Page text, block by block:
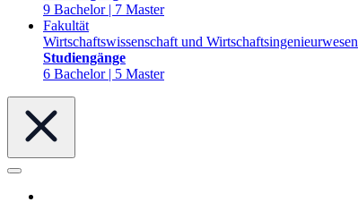
9 Bachelor | 7 Master
Fakultät
Wirtschaftswissenschaft und Wirtschaftsingenieurwesen
Studiengänge
6 Bachelor | 5 Master